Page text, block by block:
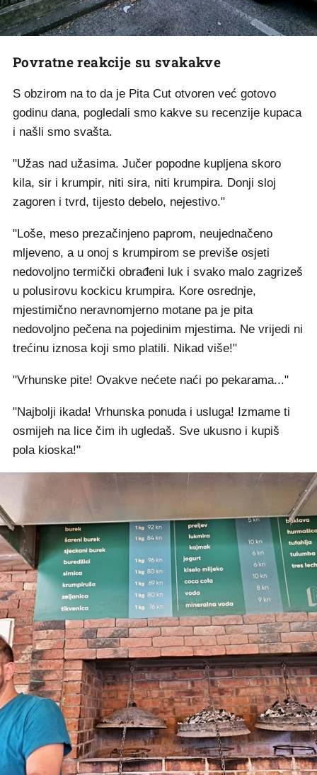
Povratne reakcije su svakakve
S obzirom na to da je Pita Cut otvoren već gotovo
godinu dana, pogledali smo kakve su recenzije kupaca
i našli smo svašta.
"Užas nad užasima. Jučer popodne kupljena skoro
kila, sir i krumpir, niti sira, niti krumpira. Donji sloj
zagoren i tvrd, tijesto debelo, nejestivo."
"Loše, meso prezačinjeno paprom, neujednačeno
mljeveno, a u onoj s krumpirom se previše osjeti
nedovoljno termički obrađeni luk i svako malo zagrizeš
u polusirovu kockicu krumpira. Kore osrednje,
mjestimično neravnomjerno motane pa je pita
nedovoljno pečena na pojedinim mjestima. Ne vrijedi ni
trećinu iznosa koji smo platili. Nikad više!"
"Vrhunske pite! Ovakve nećete naći po pekarama..."
"Najbolji ikada! Vrhunska ponuda i usluga! Izmame ti
osmijeh na lice čim ih ugledaš. Sve ukusno i kupiš
pola kioska!"